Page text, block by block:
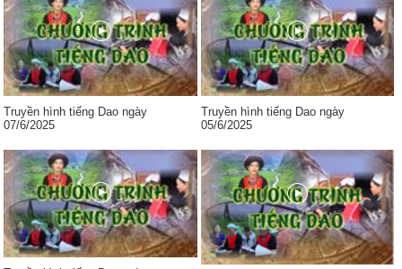
Truyền hình tiếng Dao ngày
07/6/2025
Truyền hình tiếng Dao ngày
05/6/2025